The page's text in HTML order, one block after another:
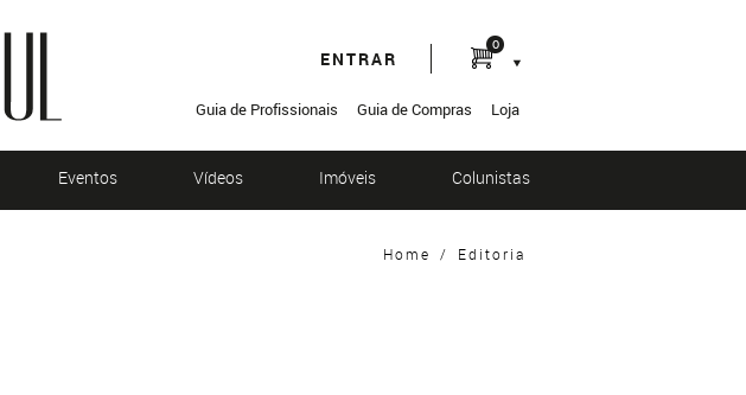
0
ENTRAR
Guia de Profissionais Guia de Compras Loja
Eventos Vídeos Imóveis Colunistas
Home / Editoria